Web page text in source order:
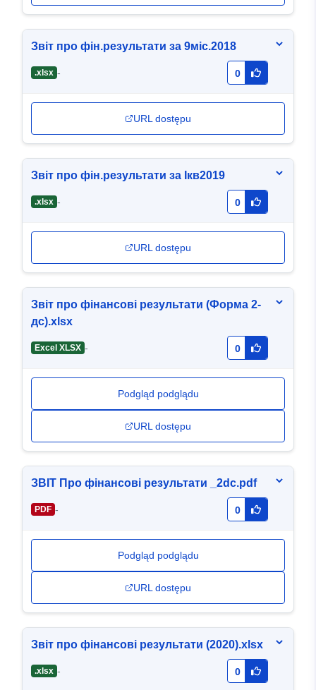
Звіт про фін.результати за 9міс.2018
.xlsx - 0
URL dostępu
Звіт про фін.результати за Ікв2019
.xlsx - 0
URL dostępu
Звіт про фінансові результати (Форма 2-
дс).xlsx
Excel XLSX - 0
Podgląd podglądu
URL dostępu
ЗВІТ Про фінансові результати _2dc.pdf
PDF - 0
Podgląd podglądu
URL dostępu
Звіт про фінансові результати (2020).xlsx
.xlsx - 0